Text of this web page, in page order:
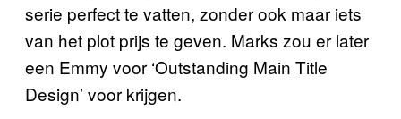
serie perfect te vatten, zonder ook maar iets
van het plot prijs te geven. Marks zou er later
een Emmy voor ‘Outstanding Main Title
Design’ voor krijgen.